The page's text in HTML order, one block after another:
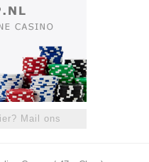
Mail ons